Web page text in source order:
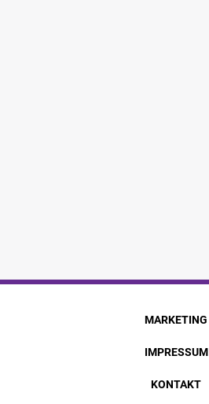
MARKETING
IMPRESSUM
KONTAKT